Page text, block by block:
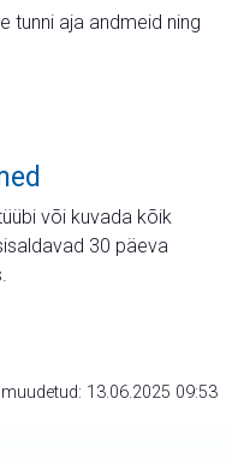
tunni aja andmeid ning
või kuvada kõik
30 päeva
13.06.2025 09:53